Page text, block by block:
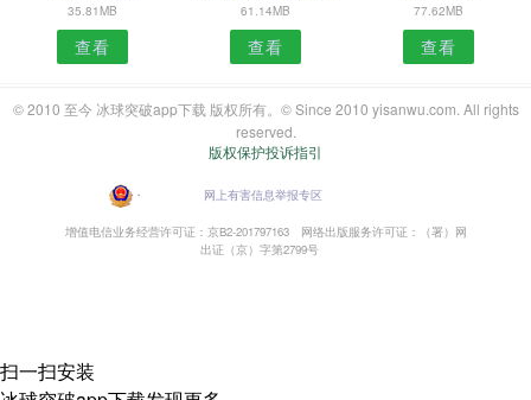
35.81MB
查看
61.14MB
查看
77.62MB
查看
© 2010 至今 冰球突破app下载 版权所有。© Since 2010 yisanwu.com. All rights
reserved.
版权保护投诉指引
・ 网上有害信息举报专区
增值电信业务经营许可证：京B2-201797163
网络出版服务许可证：（署）网
出证（京）字第2799号
扫一扫安装